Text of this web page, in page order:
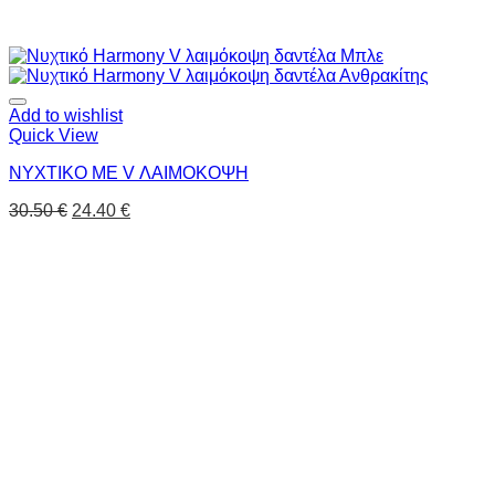
Add to wishlist
Quick View
ΝΥΧΤΙΚΟ ΜΕ V ΛΑΙΜΟΚΟΨΗ
30.50€ 24.40 €